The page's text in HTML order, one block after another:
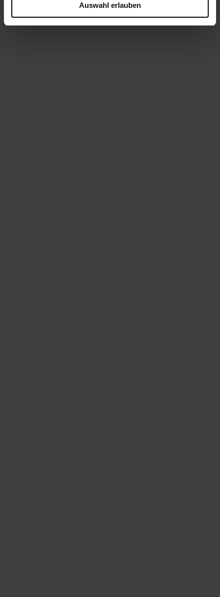
Mit Ihrem Klick auf "Ja, alle Cookies zulassen" stimmen
Sie zu, dass Cookies von uns und von Drittanbietern
Auswahl erlauben